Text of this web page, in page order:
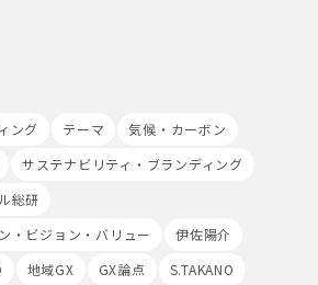
り扱う機器、電子媒体及び書類等の盗難
を含め、個人情報を取り扱う機器、電
実施いたします。
施して、担当者及び取扱う個人情報
範囲を限定しています。
不正ソフトウェアから保護する仕組み
ング テーマ
気候・カーボン
サステナビリティ・ブランディング
総研
・ビジョン・バリュー
伊佐陽介
地域GX GX論点
S.TAKANO